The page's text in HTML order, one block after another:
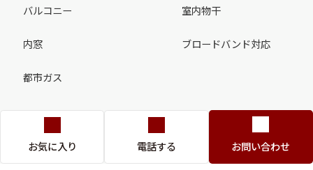
バルコニー 室内物干
内窓 ブロードバンド対応
都市ガス
お気に入り 電話する お問い合わせ